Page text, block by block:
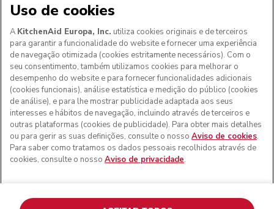
Aos clientes nos Açores, Madeira e outros territórios
portugueses: Por favor, contacte a nossa equipa de Apoio
ao Cliente para efetuar a sua encomenda, de forma a
podermos fornecer os custos de envio exatos e aplicar a
taxa de IVA correta
nos EUA e noutros locais.
Uso de cookies
A KitchenAid Europa, Inc. utiliza cookies originais e de terceiros
para garantir a funcionalidade do website e fornecer uma experiência
de navegação otimizada (cookies estritamente necessários). Com o
seu consentimento, também utilizamos cookies para melhorar o
desempenho do website e para fornecer funcionalidades adicionais
(cookies funcionais), análise estatística e medição do público (cookies
de análise), e para lhe mostrar publicidade adaptada aos seus
interesses e hábitos de navegação, incluindo através de terceiros e
outras plataformas (cookies de publicidade). Para obter mais detalhes
ou para gerir as suas definições, consulte o nosso Aviso de cookies.
Para saber como tratamos os dados pessoais recolhidos através de
cookies, consulte o nosso Aviso de privacidade.